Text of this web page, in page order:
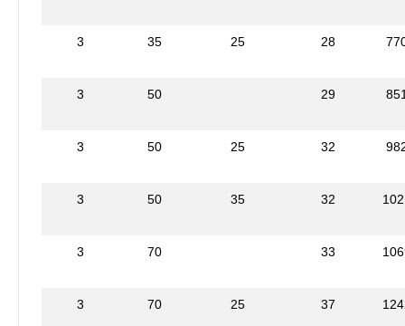
3 35 25 28
3 50 29
3 50 25 32
3 50 35 32
3 70 33
3 70 25 37